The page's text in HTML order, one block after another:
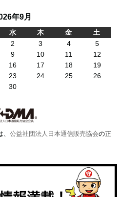
年9月
水 木 金
土
2 3 4
5
9 10 11
12
16 17 18
19
23 24 25
26
30
公益社団法人日本通信販売協会の正